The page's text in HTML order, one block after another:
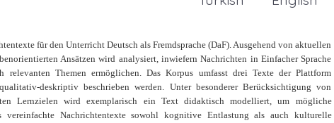
für den Unterricht Deutsch als Fremdsprache (DaF). Ausgehend von aktuellen
Ansätzen wird analysiert, inwiefern Nachrichten in Einfacher Sprache
Themen ermöglichen. Das Korpus umfasst drei Texte der Plattform
deskriptiv beschrieben werden. Unter besonderer Berücksichtigung von
Lernzielen wird exemplarisch ein Text didaktisch modelliert, um mögliche
vereinfachte Nachrichtentexte sowohl kognitive Entlastung als auch kulturelle